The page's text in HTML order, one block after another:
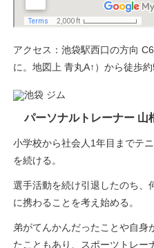
アクセス：池袋駅西口の方向
に。地図上 青丸A↑）から徒歩
パーソナルトレーナー 山
小学校から社会人1年目までテ
を続ける。
選手活動を続け引退したのち、
に携わることを考え始める。
弟がてんかんだったことや自身
たこともあり、スポーツトレー